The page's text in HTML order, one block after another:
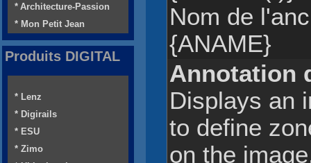
Nom de
{ANAME}
Annotation
Displays an
to define
on the
* Architecture-Passion
* Mon Petit Jean
Produits DIGITAL
* Lenz
* Digirails
* ESU
* Zimo